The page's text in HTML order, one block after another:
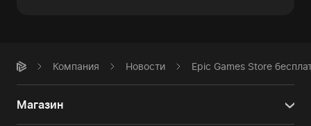
Компания Новости Epic Games Store
Магазин